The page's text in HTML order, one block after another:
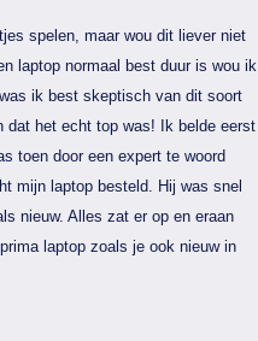
spelen, maar wou dit liever niet
laptop normaal best duur is wou ik
ik best skeptisch van dit soort
dat het echt top was! Ik belde eerst
toen door een expert te woord
mijn laptop besteld. Hij was snel
nieuw. Alles zat er op en eraan
laptop zoals je ook nieuw in